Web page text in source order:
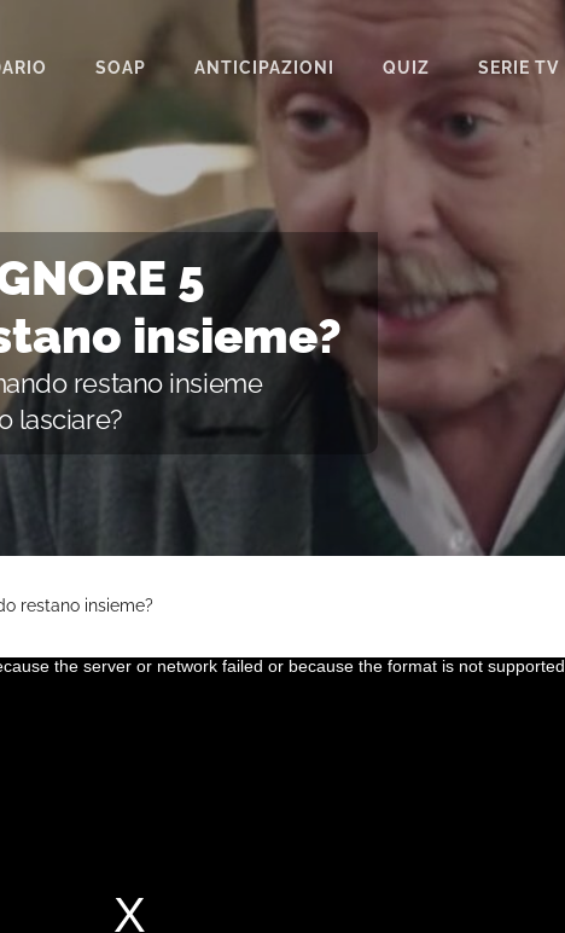
SOAP
BEAUTIFUL
IL PARADISO DELLE SIGNORE
LA PROMESSA
SEGRETI DI FAMIGLIA
TEMPESTA D’AMORE
UN POSTO AL SOLE
ANTICIPAZIONI QUIZ SERIE TV
5
insieme?
restano insieme
lasciare?
restano insieme?
the server or network failed or because the format is not supported.